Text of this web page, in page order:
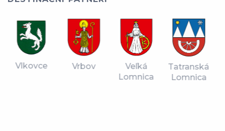
Vlkovce Vrbov
Veľká
Lomnica
Tatranská
Lomnica